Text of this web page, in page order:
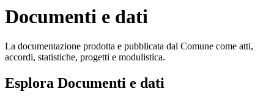
Documenti e dati
La documentazione prodotta e pubblicata dal Comune come atti,
accordi, statistiche, progetti e modulistica.
Esplora Documenti e dati